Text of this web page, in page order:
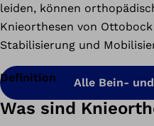
leiden, können
Knieorthesen von
Stabilisierung und
Alle Bein-
Definition
Was sind